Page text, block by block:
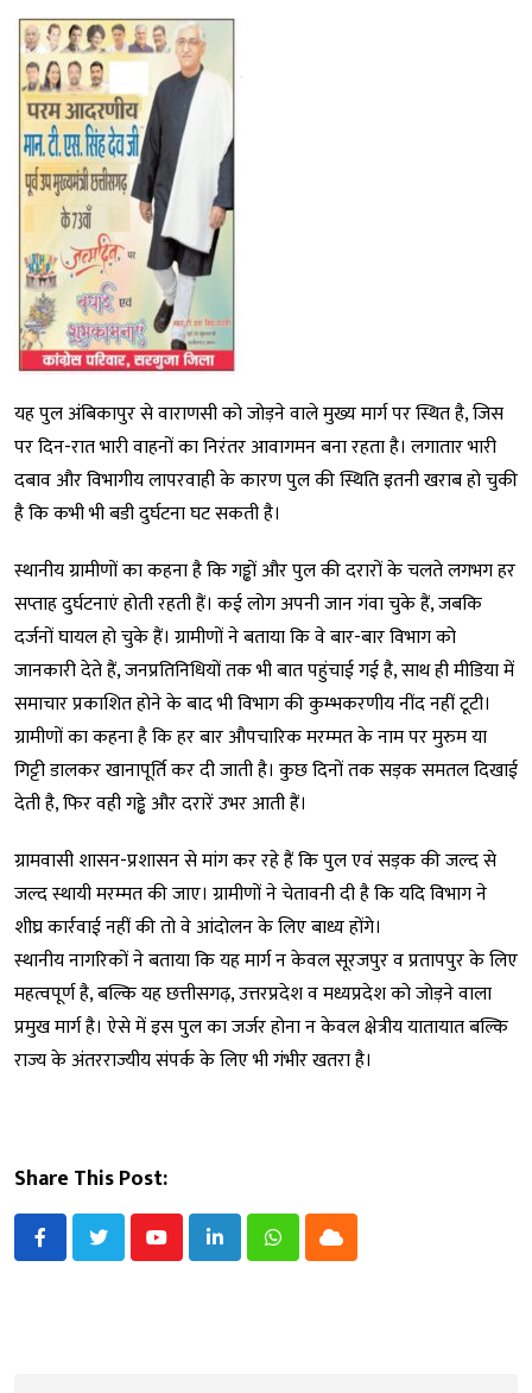
यह पुल अंबिकापुर से वाराणसी को जोड़ने वाले मुख्य मार्ग पर स्थित है, जिस
पर दिन-रात भारी वाहनों का निरंतर आवागमन बना रहता है। लगातार भारी
दबाव और विभागीय लापरवाही के कारण पुल की स्थिति इतनी खराब हो चुकी
है कि कभी भी बडी दुर्घटना घट सकती है।
स्थानीय ग्रामीणों का कहना है कि गड्ढों और पुल की दरारों के चलते लगभग हर
सप्ताह दुर्घटनाएं होती रहती हैं। कई लोग अपनी जान गंवा चुके हैं, जबकि
दर्जनों घायल हो चुके हैं। ग्रामीणों ने बताया कि वे बार-बार विभाग को
जानकारी देते हैं, जनप्रतिनिधियों तक भी बात पहुंचाई गई है, साथ ही मीडिया में
समाचार प्रकाशित होने के बाद भी विभाग की कुम्भकरणीय नींद नहीं टूटी।
ग्रामीणों का कहना है कि हर बार औपचारिक मरम्मत के नाम पर मुरुम या
गिट्टी डालकर खानापूर्ति कर दी जाती है। कुछ दिनों तक सड़क समतल दिखाई
देती है, फिर वही गड्ढे और दरारें उभर आती हैं।
ग्रामवासी शासन-प्रशासन से मांग कर रहे हैं कि पुल एवं सड़क की जल्द से
जल्द स्थायी मरम्मत की जाए। ग्रामीणों ने चेतावनी दी है कि यदि विभाग ने
शीघ्र कार्रवाई नहीं की तो वे आंदोलन के लिए बाध्य होंगे।
स्थानीय नागरिकों ने बताया कि यह मार्ग न केवल सूरजपुर व प्रतापपुर के लिए
महत्वपूर्ण है, बल्कि यह छत्तीसगढ़, उत्तरप्रदेश व मध्यप्रदेश को जोड़ने वाला
प्रमुख मार्ग है। ऐसे में इस पुल का जर्जर होना न केवल क्षेत्रीय यातायात बल्कि
राज्य के अंतरराज्यीय संपर्क के लिए भी गंभीर खतरा है।
Share This Post:
YoutubeLinkedInWhatsappCloud